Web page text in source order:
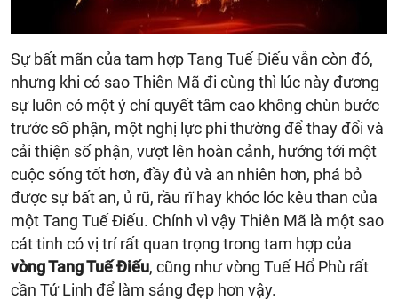
Sự bất mãn của tam hợp Tang Tuế Điếu vẫn còn đó,
nhưng khi có sao Thiên Mã đi cùng thì lúc này đương
sự luôn có một ý chí quyết tâm cao không chùn bước
trước số phận, một nghị lực phi thường để thay đổi và
cải thiện số phận, vượt lên hoàn cảnh, hướng tới một
cuộc sống tốt hơn, đầy đủ và an nhiên hơn, phá bỏ
được sự bất an, ủ rũ, rầu rĩ hay khóc lóc kêu than của
một Tang Tuế Điếu. Chính vì vậy Thiên Mã là một sao
cát tinh có vị trí rất quan trọng trong tam hợp của
vòng Tang Tuế Điếu, cũng như vòng Tuế Hổ Phù rất
cần Tứ Linh để làm sáng đẹp hơn vậy.